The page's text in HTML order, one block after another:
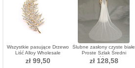
Wszystkie pasujące Drzewo
Liść Alloy Wholesale
Biżuteria Broszka
zł 99,50
Ślubne zasłony czyste białe
Proste Szlak Średni
Długość Wiosna
zł 128,58